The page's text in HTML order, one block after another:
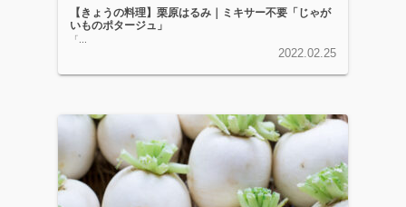
【きょうの料理】栗原はるみ｜ミキサー不要「じゃが
いものポタージュ」
「...
2022.02.25